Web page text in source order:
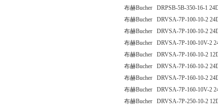
布赫Bucher DRPSB-5B-350-16-1
布赫Bucher DRVSA-7P-100-10-2
布赫Bucher DRVSA-7P-100-10-2
布赫Bucher DRVSA-7P-100-10V-2
布赫Bucher DRVSA-7P-160-10-2
布赫Bucher DRVSA-7P-160-10-2
布赫Bucher DRVSA-7P-160-10-2
布赫Bucher DRVSA-7P-160-10V-2
布赫Bucher DRVSA-7P-250-10-2